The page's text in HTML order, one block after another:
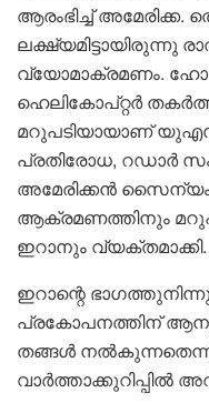
ആരംഭിച്ച്
ലക്ഷ്യമിട്ടായിരുന്നു
വ്യോമാക്രമണം.
ഹെലികോപ്റ്റർ തകർത്ത്
മറുപടിയായാണ് യുഎസ്
പ്രതിരോധ, റഡാർ
അമേരിക്കൻ സൈന്യം
ആക്രമണത്തിനും
ഇറാനും വ്യക്തമാക്കി.
ഇറാന്റെ
പ്രകോപനത്തിന്
തങ്ങൾ
വാർത്താക്കുറിപ്പിൽ